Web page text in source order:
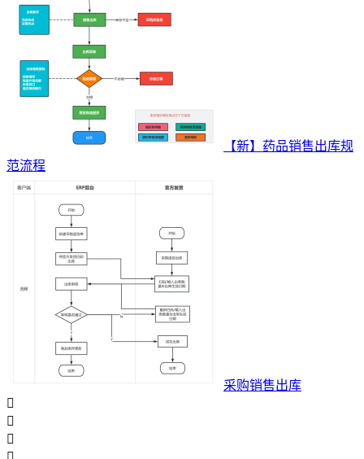
【新】药品销售出库规
范流程
采购销售出库


